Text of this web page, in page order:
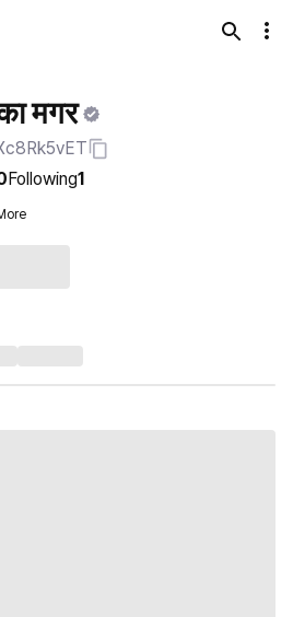
मगर
Following1